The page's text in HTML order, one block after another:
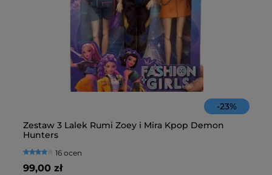
-23%
Zestaw 3 Lalek Rumi Zoey i Mira Kpop Demon
Hunters
16 ocen
99,00 zł